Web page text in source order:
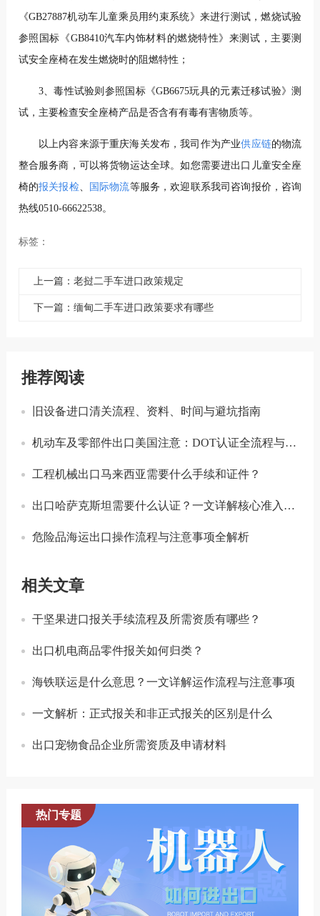
《GB27887机动车儿童乘员用约束系统》来进行测试，燃烧试验
参照国标《GB8410汽车内饰材料的燃烧特性》来测试，主要测
试安全座椅在发生燃烧时的阻燃特性；
3、毒性试验则参照国标《GB6675玩具的元素迁移试验》测
试，主要检查安全座椅产品是否含有有毒有害物质等。
以上内容来源于重庆海关发布，我司作为产业供应链的物流
整合服务商，可以将货物运达全球。如您需要进出口儿童安全座
椅的报关报检、 国际物流等服务，欢迎联系我司咨询报价，咨询
热线0510-66622538。
标签：
上一篇：老挝二手车进口政策规定
下一篇：缅甸二手车进口政策要求有哪些
推荐阅读
旧设备进口清关流程、资料、时间与避坑指南
机动车及零部件出口美国注意：DOT认证全流程与合规要点详解
工程机械出口马来西亚需要什么手续和证件？
出口哈萨克斯坦需要什么认证？一文详解核心准入要求
危险品海运出口操作流程与注意事项全解析
相关文章
干坚果进口报关手续流程及所需资质有哪些？
出口机电商品零件报关如何归类？
海铁联运是什么意思？一文详解运作流程与注意事项
一文解析：正式报关和非正式报关的区别是什么
出口宠物食品企业所需资质及申请材料
热门专题